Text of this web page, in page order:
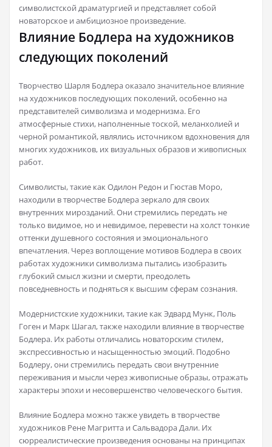
символистской драматургией и представляет собой
новаторское и амбициозное произведение.
Влияние Бодлера на художников
следующих поколений
Творчество Шарля Бодлера оказало значительное влияние
на художников последующих поколений, особенно на
представителей символизма и модернизма. Его
атмосферные стихи, наполненные тоской, меланхолией и
черной романтикой, являлись источником вдохновения для
многих художников, их визуальных образов и живописных
работ.
Символисты, такие как Одилон Редон и Гюстав Моро,
находили в творчестве Бодлера зеркало для своих
внутренних мирозданий. Они стремились передать не
только видимое, но и невидимое, перевести на холст тонкие
оттенки душевного состояния и эмоционального
впечатления. Через воплощение мотивов Бодлера в своих
работах художники символизма пытались изобразить
глубокий смысл жизни и смерти, преодолеть
повседневность и подняться к высшим сферам сознания.
Модернистские художники, такие как Эдвард Мунк, Поль
Гоген и Марк Шагал, также находили влияние в творчестве
Бодлера. Их работы отличались новаторским стилем,
экспрессивностью и насыщенностью эмоций. Подобно
Бодлеру, они стремились передать свои внутренние
переживания и мысли через живописные образы, отражать
характеры эпохи и несовершенство человеческого бытия.
Влияние Бодлера можно также увидеть в творчестве
художников Рене Магритта и Сальвадора Дали. Их
сюрреалистические произведения основаны на принципах